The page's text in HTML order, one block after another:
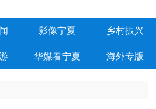
影像宁夏 乡村振兴
华媒看宁夏 海外专版